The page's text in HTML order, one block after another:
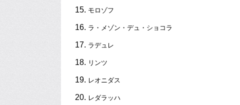
モロゾフ
ラ・メゾン・デュ・ショコラ
ラデュレ
リンツ
レオニダス
レダラッハ